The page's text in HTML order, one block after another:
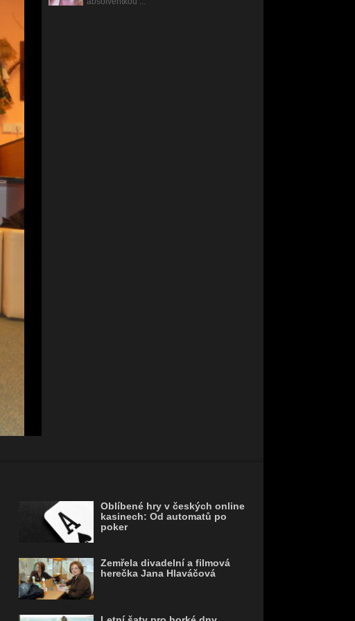
Oblíbené hry v českých online
kasinech: Od automatů po
poker
Zemřela divadelní a filmová
herečka Jana Hlaváčová